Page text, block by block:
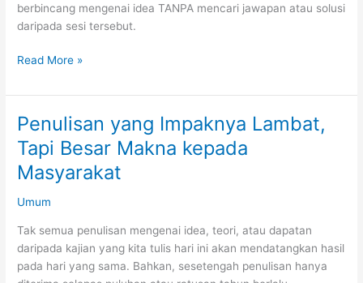
berbincang mengenai idea TANPA mencari jawapan atau solusi
daripada sesi tersebut.
Individu
Perlukan
Rakan
untuk
Faham
Idea
Mereka
Sendiri
Read More »
Penulisan yang Impaknya Lambat,
Tapi Besar Makna kepada
Masyarakat
Umum
Tak semua penulisan mengenai idea, teori, atau dapatan
daripada kajian yang kita tulis hari ini akan mendatangkan hasil
pada hari yang sama. Bahkan, sesetengah penulisan hanya